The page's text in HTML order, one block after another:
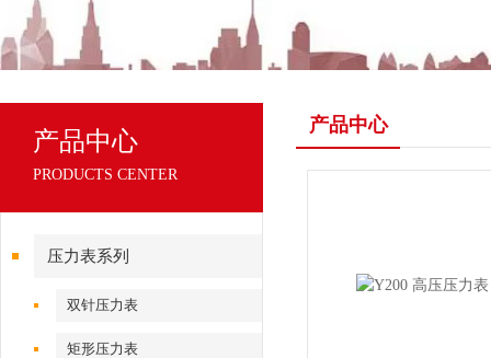
产品中心
PRODUCTS CENTER
压力表系列
双针压力表
矩形压力表
产品中心